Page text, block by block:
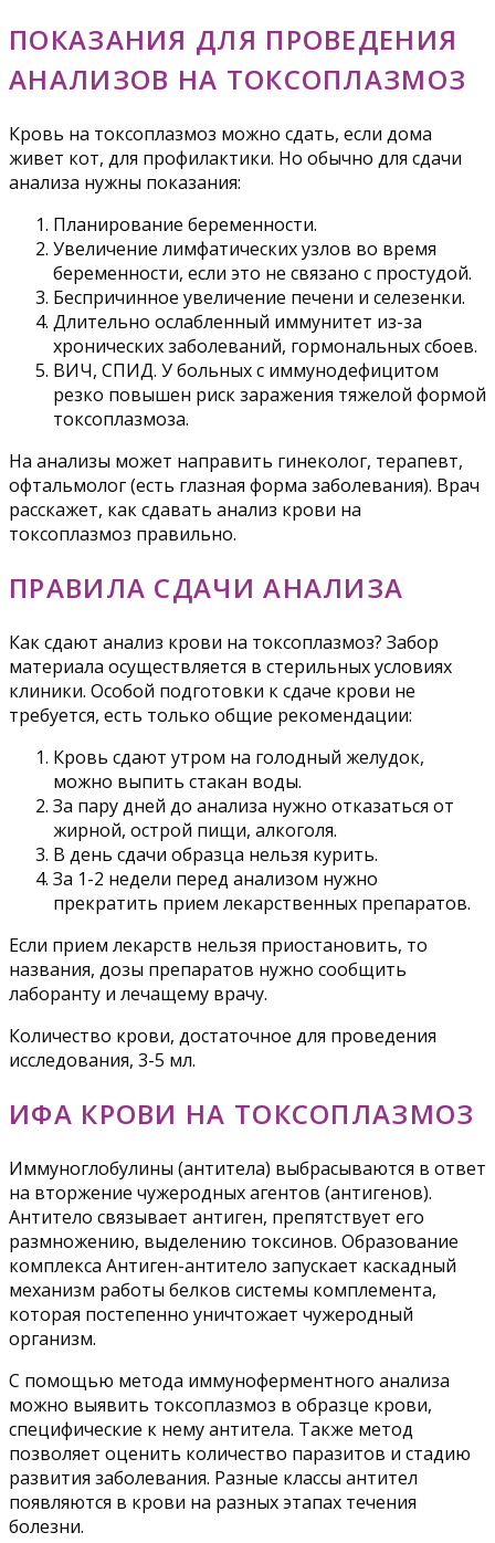
ПОКАЗАНИЯ ДЛЯ ПРОВЕДЕНИЯ
АНАЛИЗОВ НА ТОКСОПЛАЗМОЗ
Кровь на токсоплазмоз можно сдать, если дома
живет кот, для профилактики. Но обычно для сдачи
анализа нужны показания:
Планирование беременности.
Увеличение лимфатических узлов во время
беременности, если это не связано с простудой.
Беспричинное увеличение печени и селезенки.
Длительно ослабленный иммунитет из-за
хронических заболеваний, гормональных сбоев.
ВИЧ, СПИД. У больных с иммунодефицитом
резко повышен риск заражения тяжелой формой
токсоплазмоза.
На анализы может направить гинеколог, терапевт,
офтальмолог (есть глазная форма заболевания). Врач
расскажет, как сдавать анализ крови на
токсоплазмоз правильно.
ПРАВИЛА СДАЧИ АНАЛИЗА
Как сдают анализ крови на токсоплазмоз? Забор
материала осуществляется в стерильных условиях
клиники. Особой подготовки к сдаче крови не
требуется, есть только общие рекомендации:
Кровь сдают утром на голодный желудок,
можно выпить стакан воды.
За пару дней до анализа нужно отказаться от
жирной, острой пищи, алкоголя.
В день сдачи образца нельзя курить.
За 1-2 недели перед анализом нужно
прекратить прием лекарственных препаратов.
Если прием лекарств нельзя приостановить, то
названия, дозы препаратов нужно сообщить
лаборанту и лечащему врачу.
Количество крови, достаточное для проведения
исследования, 3-5 мл.
ИФА КРОВИ НА ТОКСОПЛАЗМОЗ
Иммуноглобулины (антитела) выбрасываются в ответ
на вторжение чужеродных агентов (антигенов).
Антитело связывает антиген, препятствует его
размножению, выделению токсинов. Образование
комплекса Антиген-антитело запускает каскадный
механизм работы белков системы комплемента,
которая постепенно уничтожает чужеродный
организм.
С помощью метода иммуноферментного анализа
можно выявить токсоплазмоз в образце крови,
специфические к нему антитела. Также метод
позволяет оценить количество паразитов и стадию
развития заболевания. Разные классы антител
появляются в крови на разных этапах течения
болезни.